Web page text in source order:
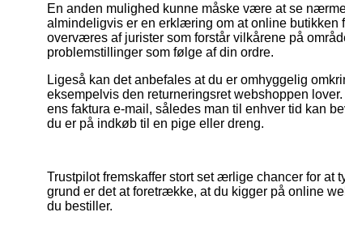
En anden mulighed kunne måske være at se
almindeligvis er en erklæring om at online butikken
overværes af jurister som forstår vilkårene på
problemstillinger som følge af din ordre.
Ligeså kan det anbefales at du er omhyggelig
eksempelvis den returneringsret webshoppen
ens faktura e-mail, således man til enhver tid kan
du er på indkøb til en pige eller dreng.
Trustpilot fremskaffer stort set ærlige chancer for at
grund er det at foretrække, at du kigger på online
du bestiller.